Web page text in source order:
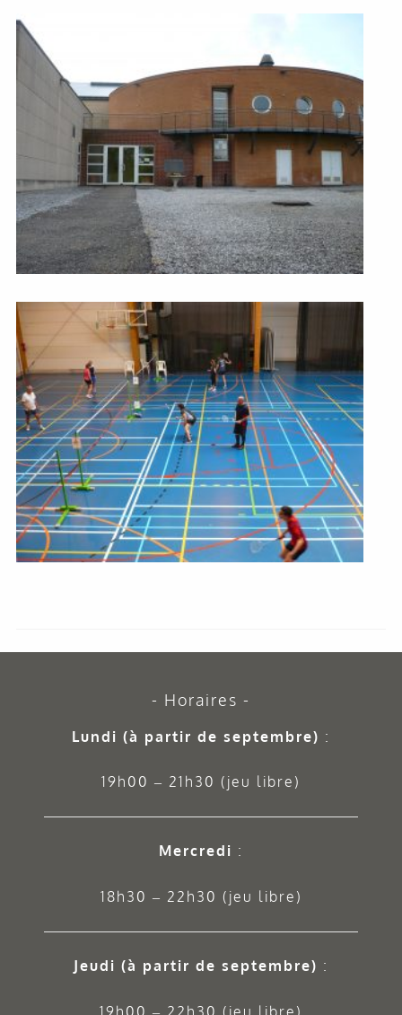
Horaires
Lundi (à partir de septembre) :
19h00 – 21h30 (jeu libre)
Mercredi :
18h30 – 22h30 (jeu libre)
Jeudi (à partir de septembre) :
19h00 – 22h30 (jeu libre)